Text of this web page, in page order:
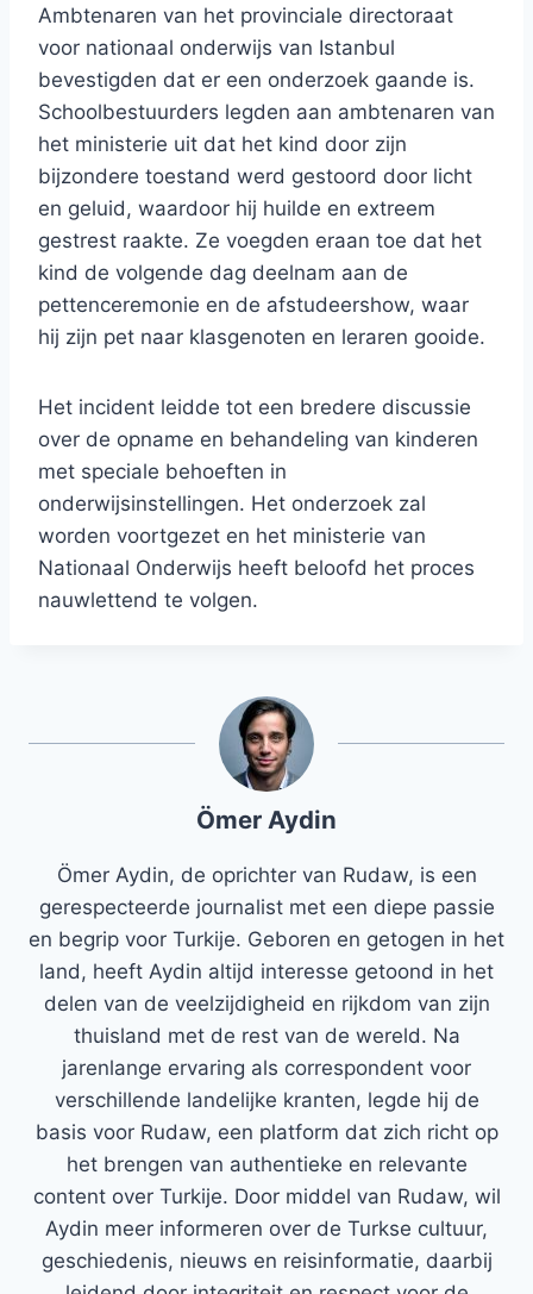
Ambtenaren van het provinciale directoraat
voor nationaal onderwijs van Istanbul
bevestigden dat er een onderzoek gaande is.
Schoolbestuurders legden aan ambtenaren van
het ministerie uit dat het kind door zijn
bijzondere toestand werd gestoord door licht
en geluid, waardoor hij huilde en extreem
gestrest raakte. Ze voegden eraan toe dat het
kind de volgende dag deelnam aan de
pettenceremonie en de afstudeershow, waar
hij zijn pet naar klasgenoten en leraren gooide.
Het incident leidde tot een bredere discussie
over de opname en behandeling van kinderen
met speciale behoeften in
onderwijsinstellingen. Het onderzoek zal
worden voortgezet en het ministerie van
Nationaal Onderwijs heeft beloofd het proces
nauwlettend te volgen.
Ömer Aydin
Ömer Aydin, de oprichter van Rudaw, is een
gerespecteerde journalist met een diepe passie
en begrip voor Turkije. Geboren en getogen in het
land, heeft Aydin altijd interesse getoond in het
delen van de veelzijdigheid en rijkdom van zijn
thuisland met de rest van de wereld. Na
jarenlange ervaring als correspondent voor
verschillende landelijke kranten, legde hij de
basis voor Rudaw, een platform dat zich richt op
het brengen van authentieke en relevante
content over Turkije. Door middel van Rudaw, wil
Aydin meer informeren over de Turkse cultuur,
geschiedenis, nieuws en reisinformatie, daarbij